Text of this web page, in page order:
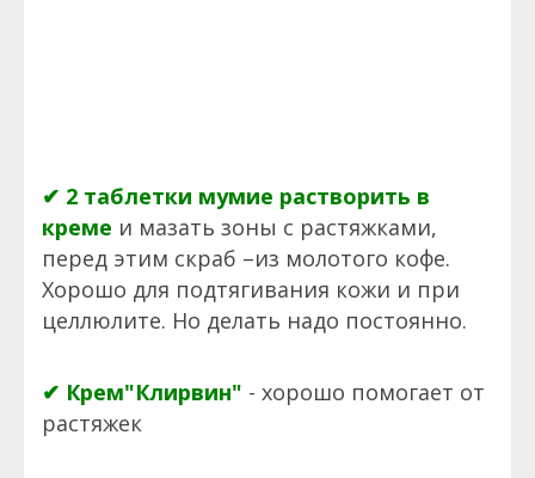
✔ 2 таблетки мумие растворить в
креме и мазать зоны с растяжками,
перед этим скраб –из молотого кофе.
Хорошо для подтягивания кожи и при
целлюлите. Но делать надо постоянно.
✔ Крем"Клирвин" - хорошо помогает от
растяжек